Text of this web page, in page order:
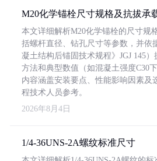
M20化学锚栓尺寸规格及抗拔承
本文详细解析M20化学锚栓的尺寸规
括螺杆直径、钻孔尺寸等参数，并依
凝土结构后锚固技术规程》JGJ 145
方法和典型数值（如混凝土强度C30
内容涵盖安装要点、性能影响因素及
程技术人员参考。
2026年8月4日
1/4-36UNS-2A螺纹标准尺寸